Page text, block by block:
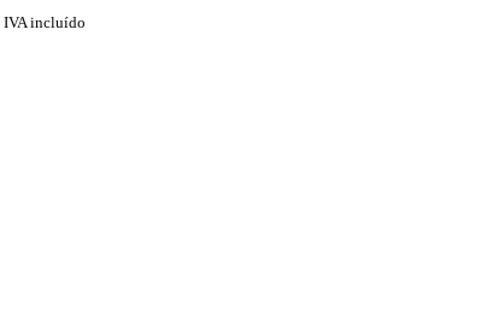
IVA incluído